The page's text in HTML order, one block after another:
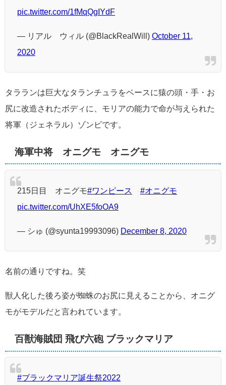
pic.twitter.com/1fMqQgIYdF
— リアル ウィル (@BlackRealWill) October 11,
2020
タラランは巨大なタランチュラをベースに猿の頭・手・お
尻に改造されたボディに、モリアの能力で命が与えられた
将軍（ジェネラル）ゾンビです。
海軍中将 オニグモ オニグモ
215日目 オニグモ#ワンピース
#オニグモ
pic.twitter.com/UhXE5foOA9
— シゅ (@syunta19993096) December 8, 2020
名前の通りですね。笑
獣人化した後ろ姿が蜘蛛のお尻に見えることから、オニグ
モがモデルだと言われています。
百獣海賊団 飛び六砲 ブラックマリア
#ブラックマリア誕生祭2022